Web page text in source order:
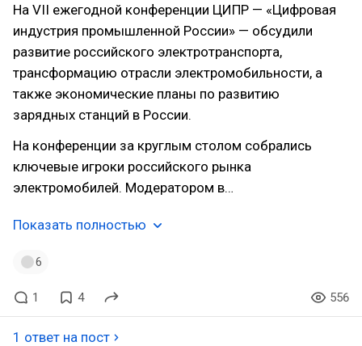
На VII ежегодной конференции ЦИПР — «Цифровая
индустрия промышленной России» — обсудили
развитие российского электротранспорта,
трансформацию отрасли электромобильности, а
также экономические планы по развитию
зарядных станций в России.
На конференции за круглым столом собрались
ключевые игроки российского рынка
электромобилей. Модератором в…
Показать полностью
6
1 4 556
1 ответ на пост